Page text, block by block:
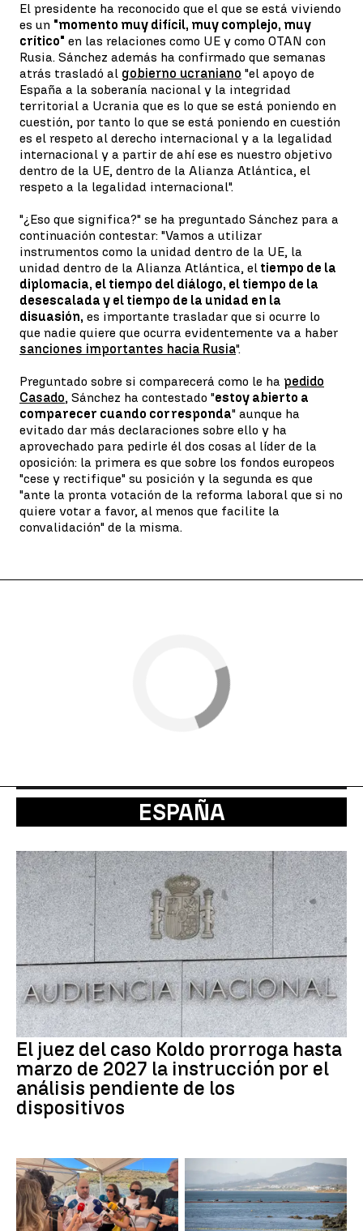
El presidente ha reconocido que el que se está viviendo
es un "momento muy difícil, muy complejo, muy
crítico" en las relaciones como UE y como OTAN con
Rusia. Sánchez además ha confirmado que semanas
atrás trasladó al gobierno ucraniano "el apoyo de
España a la soberanía nacional y la integridad
territorial a Ucrania que es lo que se está poniendo en
cuestión, por tanto lo que se está poniendo en cuestión
es el respeto al derecho internacional y a la legalidad
internacional y a partir de ahí ese es nuestro objetivo
dentro de la UE, dentro de la Alianza Atlántica, el
respeto a la legalidad internacional".
"¿Eso que significa?" se ha preguntado Sánchez para a
continuación contestar: "Vamos a utilizar
instrumentos como la unidad dentro de la UE, la
unidad dentro de la Alianza Atlántica, el tiempo de la
diplomacia, el tiempo del diálogo, el tiempo de la
desescalada y el tiempo de la unidad en la
disuasión, es importante trasladar que si ocurre lo
que nadie quiere que ocurra evidentemente va a haber
sanciones importantes hacia Rusia".
Preguntado sobre si comparecerá como le ha pedido
Casado, Sánchez ha contestado "estoy abierto a
comparecer cuando corresponda" aunque ha
evitado dar más declaraciones sobre ello y ha
aprovechado para pedirle él dos cosas al líder de la
oposición: la primera es que sobre los fondos europeos
"cese y rectifique" su posición y la segunda es que
"ante la pronta votación de la reforma laboral que si no
quiere votar a favor, al menos que facilite la
convalidación" de la misma.
ESPAÑA
El juez del caso Koldo prorroga hasta
marzo de 2027 la instrucción por el
análisis pendiente de los
dispositivos